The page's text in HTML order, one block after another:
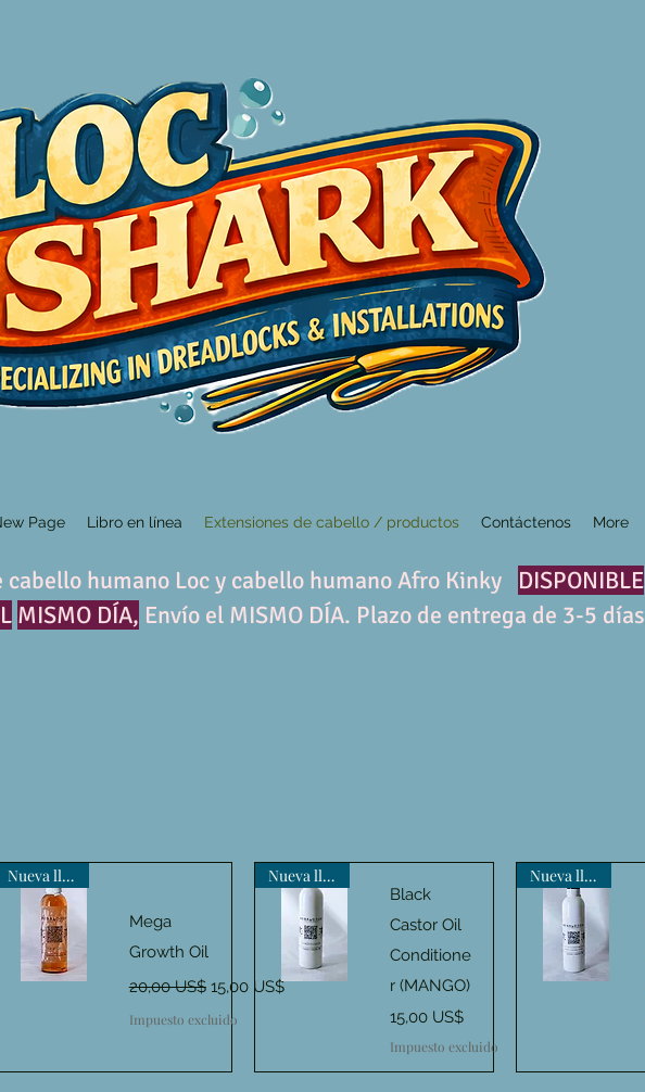
Page Libro en línea Extensiones de cabello / productos Contáctenos More
humano Loc y cabello humano Afro Kinky DISPONIBLE
MISMO DÍA, Envío el MISMO DÍA. Plazo de entrega de 3-5 días
Nueva llegada
Mega
Growth Oil
Precio
20,00 US$ Precio de oferta
15,00 US$
Impuesto excluido
Nueva llegada
Black
Castor Oil
Conditione
r (MANGO)
Precio
15,00 US$
Impuesto excluido
Nueva llegada